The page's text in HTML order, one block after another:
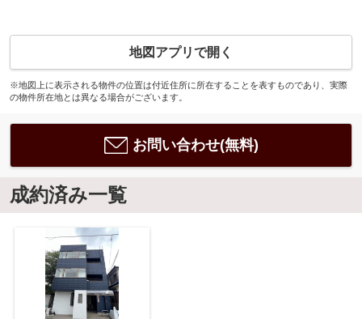
地図アプリで開く
※地図上に表示される物件の位置は付近住所に所在することを表すものであり、実際
の物件所在地とは異なる場合がございます。
お問い合わせ(無料)
成約済み一覧